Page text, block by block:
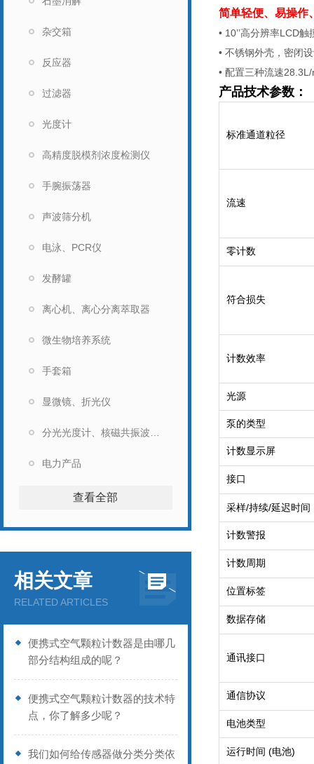
杂交箱
反应器
过滤器
光度计
高精度脱模剂浓度检测仪
手腕振荡器
声波筛分机
电泳、PCR仪
发酵罐
离心机、离心分离萃取器
微生物培养系统
手套箱
显微镜、折光仪
电力产品
查看全部
相关文章
RELATED ARTICLES
便携式空气颗粒计数器是由哪几
部分结构组成的呢？
便携式空气颗粒计数器的技术特
点，你了解多少呢？
我们如何给传感器做分类分类依
简单轻便、易操作
• 10’’高分辨率LCD触
• 不锈钢外壳，密闭
• 配置三种流速
产品技术参数：
标准通道粒径
流速
零计数
符合损失
计数效率
光源
泵的类型
计数显示屏
接口
采样/持续/延迟时间
计数警报
计数周期
位置标签
数据存储
通讯接口
通信协议
电池类型
运行时间 (电池)